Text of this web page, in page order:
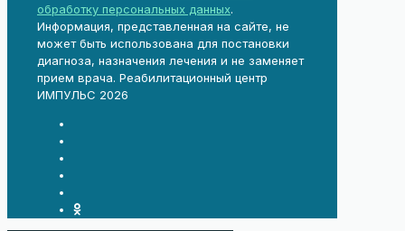
обработку персональных данных.
Информация, представленная на сайте, не
может быть использована для постановки
диагноза, назначения лечения и не заменяет
прием врача. Реабилитационный центр
ИМПУЛЬС 2026